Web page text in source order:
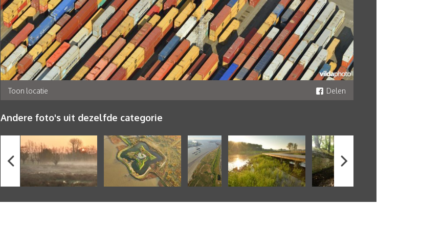
Toon locatie Delen
Andere foto's uit dezelfde categorie